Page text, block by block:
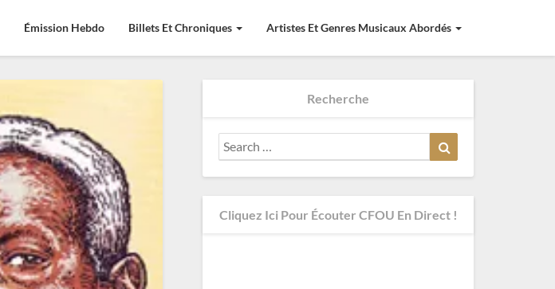
Émission Hebdo Billets Et Chroniques Artistes Et Genres Musicaux Abordés
Recherche
Search
for:
Cliquez Ici Pour Écouter CFOU En Direct !